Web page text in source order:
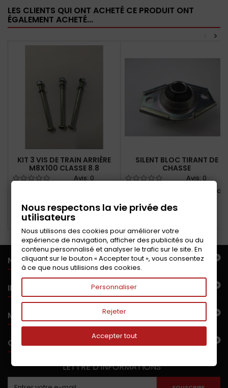
LES CLIENTS QUI ONT ACHETÉ CE PRODUIT ONT
ÉGALEMENT ACHETÉ...
>
KIT 3 VIS DE TRAIN ARRIÈRE
M8X100 CLASSE 8.8
Avis: 0
Ajouter au panier
SILENT BLOC TIRANT DE
CHASSE
Avis: 0
Silent bloc fixation du tirant de
NOTRE OFFRE
INFORMATIONS
MON COMPTE
CONTACTEZ-NOUS
LETTRE D'INFORMATIONS
Nous respectons la vie privée des
utilisateurs
Nous utilisons des cookies pour améliorer votre
expérience de navigation, afficher des publicités ou du
contenu personnalisé et analyser le trafic sur le site. En
cliquant sur le bouton « Accepter tout », vous consentez
à ce que nous utilisions des cookies.
Personnaliser
Rejeter
Accepter tout